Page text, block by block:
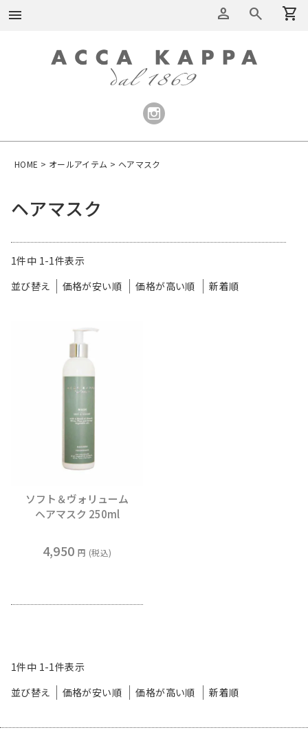
menu person search shopping_cart
HOME オールアイテム ヘアマスク
ヘアマスク
並び替え 価格が安い順 価格が高い順 新着順
1件中 1-1件表示
ソフト＆ヴォリューム
ヘアマスク 250ml
4,950 税込
並び替え 価格が安い順 価格が高い順 新着順
1件中 1-1件表示